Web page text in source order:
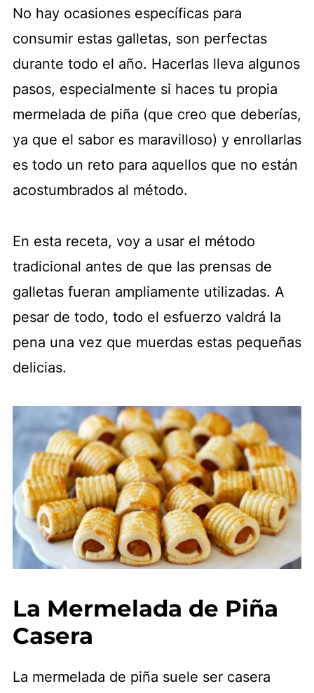
No hay ocasiones específicas para
consumir estas galletas, son perfectas
durante todo el año. Hacerlas lleva algunos
pasos, especialmente si haces tu propia
mermelada de piña (que creo que deberías,
ya que el sabor es maravilloso) y enrollarlas
es todo un reto para aquellos que no están
acostumbrados al método.
En esta receta, voy a usar el método
tradicional antes de que las prensas de
galletas fueran ampliamente utilizadas. A
pesar de todo, todo el esfuerzo valdrá la
pena una vez que muerdas estas pequeñas
delicias.
La Mermelada de Piña
Casera
La mermelada de piña suele ser casera